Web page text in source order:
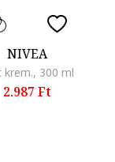
NIVEA
krem., 300 ml
2.987 Ft